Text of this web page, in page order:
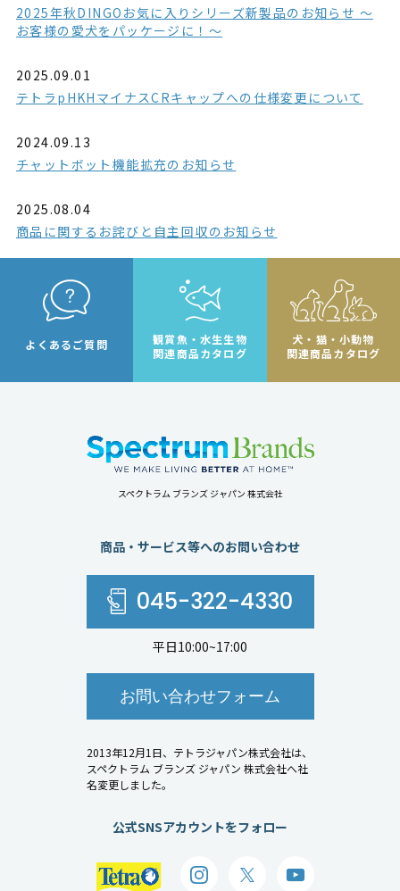
2025年秋DINGOお気に入りシリーズ新製品のお知らせ ～
お客様の愛犬をパッケージに！～
2025.09.01
テトラpHKHマイナスCRキャップへの仕様変更について
2024.09.13
チャットボット機能拡充のお知らせ
2025.08.04
商品に関するお詫びと自主回収のお知らせ
よくあるご質問
観賞魚・水生生物
関連商品カタログ
犬・猫・小動物
関連商品カタログ
スペクトラム ブランズ ジャパン 株式会社
商品・サービス等へのお問い合わせ
045-322-4330
平日10:00~17:00
お問い合わせフォーム
2013年12月1日、テトラジャパン株式会社は、
スペクトラム ブランズ ジャパン 株式会社へ社
名変更しました。
公式SNSアカウントをフォロー